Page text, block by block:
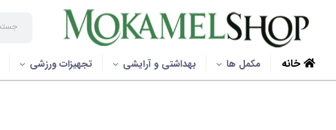
خانه مکمل ها بهداشتی و آرایشی تجهیزات ورزشی